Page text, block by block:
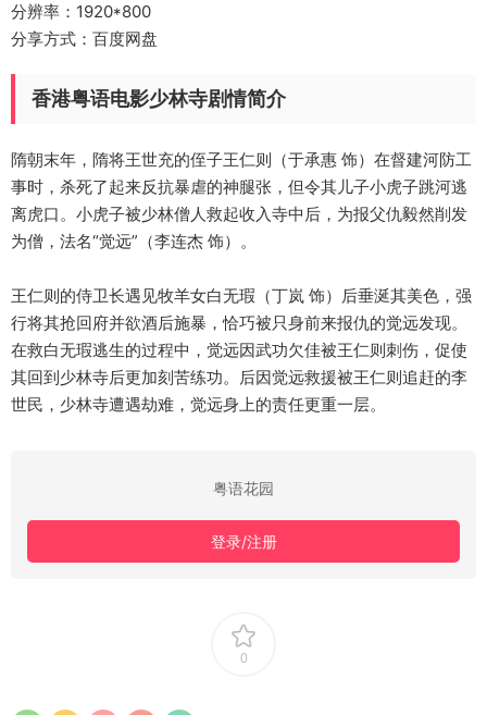
分辨率：1920*800
分享方式：百度网盘
香港粤语电影少林寺剧情简介
隋朝末年，隋将王世充的侄子王仁则（于承惠 饰）在督建河防工
事时，杀死了起来反抗暴虐的神腿张，但令其儿子小虎子跳河逃
离虎口。小虎子被少林僧人救起收入寺中后，为报父仇毅然削发
为僧，法名“觉远”（李连杰 饰）。
王仁则的侍卫长遇见牧羊女白无瑕（丁岚 饰）后垂涎其美色，强
行将其抢回府并欲酒后施暴，恰巧被只身前来报仇的觉远发现。
在救白无瑕逃生的过程中，觉远因武功欠佳被王仁则刺伤，促使
其回到少林寺后更加刻苦练功。后因觉远救援被王仁则追赶的李
世民，少林寺遭遇劫难，觉远身上的责任更重一层。
粤语花园
登录/注册
0